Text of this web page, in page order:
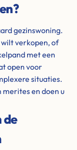
gezinswoning.
wilt verkopen, of
met een
open voor
situaties.
en doen u
de